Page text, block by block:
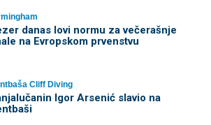
danas lovi normu za večerašnje
na Evropskom prvenstvu
Cliff Diving
Igor Arsenić slavio na